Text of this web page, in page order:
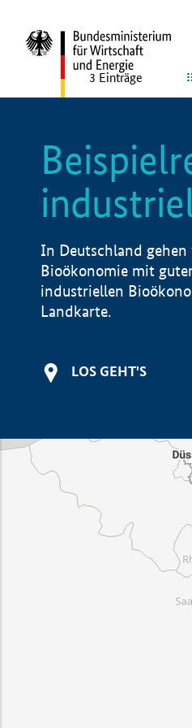
3 Einträge
In Deutschland
Bioökonomie mit
industriellen
Landkarte.
LOS GEHT'S